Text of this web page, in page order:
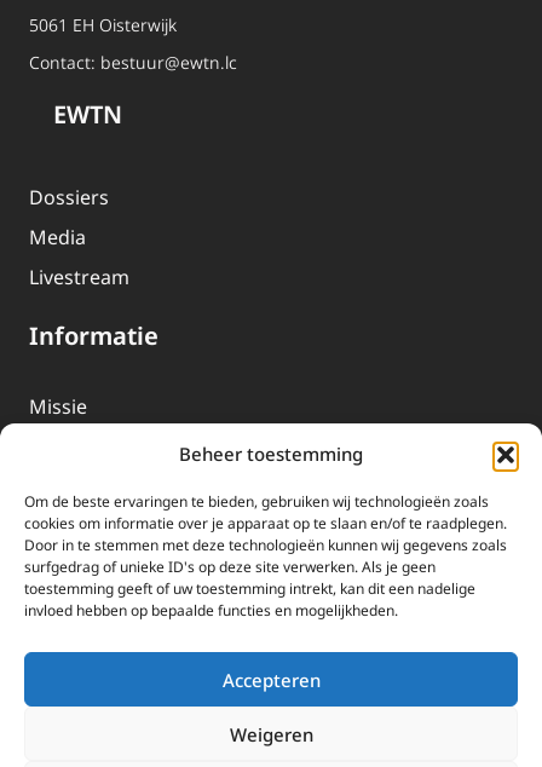
Beheer toestemming
Om de beste ervaringen te bieden, gebruiken wij technologieën zoals
cookies om informatie over je apparaat op te slaan en/of te raadplegen.
Door in te stemmen met deze technologieën kunnen wij gegevens zoals
surfgedrag of unieke ID's op deze site verwerken. Als je geen
toestemming geeft of uw toestemming intrekt, kan dit een nadelige
invloed hebben op bepaalde functies en mogelijkheden.
Accepteren
Weigeren
5061 EH Oisterwijk
Contact: bestuur@ewtn.lc
EWTN
Dossiers
Media
Livestream
Informatie
Missie
EWTN-Team
Organisatiegegevens
Doneren
EWTN wordt uitsluitend gefinancierd door uw donaties.
Wij ontvangen bewust geen advertentie-inkomsten of